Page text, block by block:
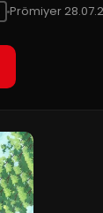
Prömiyer